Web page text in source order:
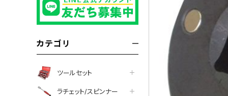
カテゴリ
ツールセット
ラチェット/スピンナー